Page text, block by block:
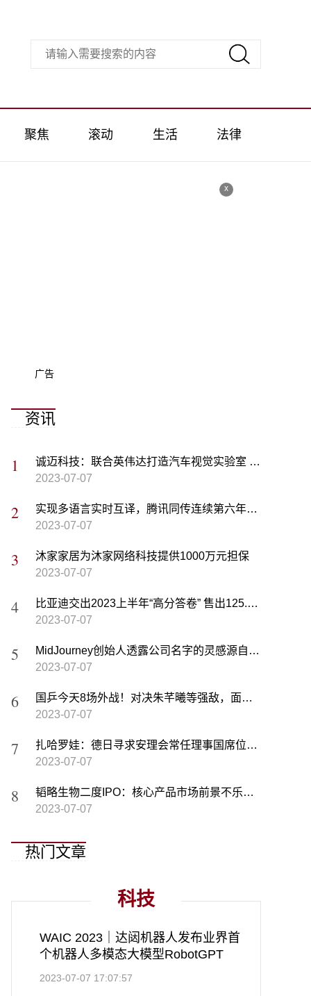
聚焦 滚动 生活 法律
x
广告
资讯
诚迈科技：联合英伟达打造汽车视觉实验室 已建立1000+项的汽车视觉标准化场景
2023-07-07
实现多语言实时互译，腾讯同传连续第六年为WAIC提供AI翻译服务
2023-07-07
沐家家居为沐家网络科技提供1000万元担保
2023-07-07
比亚迪交出2023上半年“高分答卷” 售出125.56万辆成销冠
2023-07-07
MidJourney创始人透露公司名字的灵感源自庄子的“中道”
2023-07-07
国乒今天8场外战！对决朱芊曦等强敌，面临严峻考验（附赛程）
2023-07-07
扎哈罗娃：德日寻求安理会常任理事国席位毫无根据
2023-07-07
韬略生物二度IPO：核心产品市场前景不乐观 研发投入低于同行
2023-07-07
热门文章
科技
WAIC 2023｜达闼机器人发布业界首
个机器人多模态大模型RobotGPT
2023-07-07 17:07:57